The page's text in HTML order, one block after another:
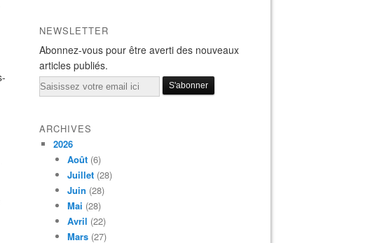
NEWSLETTER
Abonnez-vous pour être averti des nouveaux
articles publiés.
Email
ARCHIVES
2026
Août (6)
Juillet (28)
Juin (28)
Mai (28)
Avril (22)
Mars (27)